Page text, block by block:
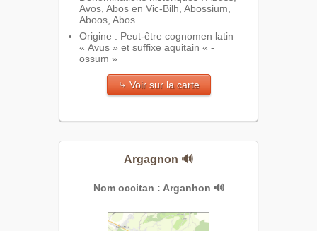
Avos, Abos en Vic-Bilh, Abossium,
Aboos, Abos
Origine : Peut-être cognomen latin
« Avus » et suffixe aquitain « -
ossum »
⤷ Voir sur la carte
Argagnon 🔊
Nom occitan : Arganhon 🔊